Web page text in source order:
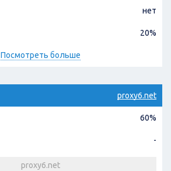
нет
20%
Посмотреть больше
proxy6.net
60%
-
proxy6.net